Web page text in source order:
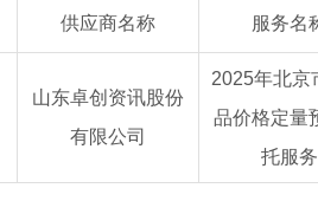
供应商名称 服务名
山东卓创资讯股份
有限公司
2025年北京
品价格定量
托服务